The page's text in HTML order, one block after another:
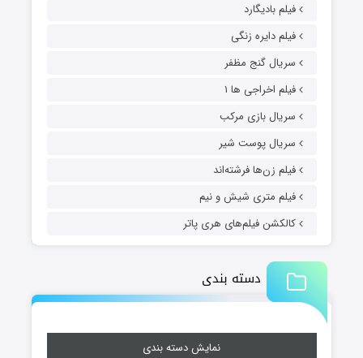
فیلم بادیگارد
فیلم دایره زنگی
سریال گنج مظفر
فیلم اخراجی ها ۱
سریال بازی مرکب
سریال پوست شیر
فیلم زن‌ها فرشته‌اند
فیلم متری شیش و نیم
کالکشن فیلم‌های هری پاتر
دسته بندی
نمایش دسته بندی